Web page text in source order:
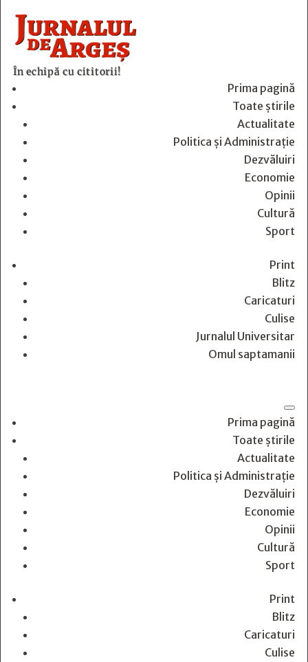
În echipă cu cititorii!
Prima pagină
Toate știrile
Actualitate
Politica și Administrație
Dezvăluiri
Economie
Opinii
Cultură
Sport
Print
Blitz
Caricaturi
Culise
Jurnalul Universitar
Omul saptamanii
Prima pagină
Toate știrile
Actualitate
Politica și Administrație
Dezvăluiri
Economie
Opinii
Cultură
Sport
Print
Blitz
Caricaturi
Culise